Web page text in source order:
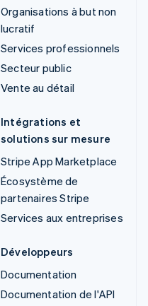
Organisations à but non
lucratif
Services professionnels
Secteur public
Vente au détail
Intégrations et
solutions sur mesure
Stripe App Marketplace
Écosystème de
partenaires Stripe
Services aux entreprises
Développeurs
Documentation
Documentation de l'API